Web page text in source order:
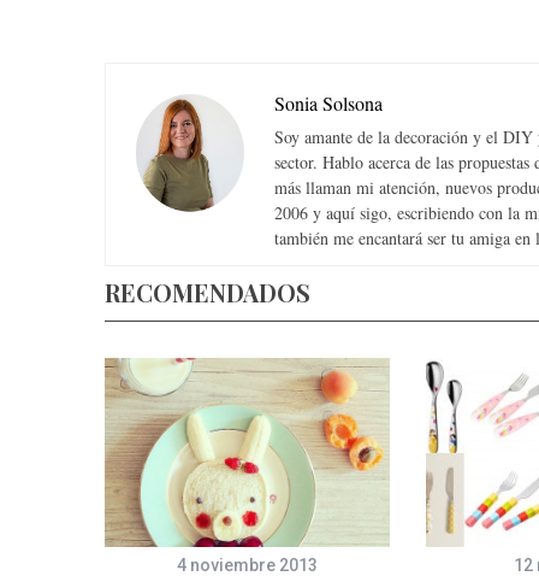
Sonia Solsona
Soy amante de la decoración y el DIY
sector. Hablo acerca de las
más llaman mi atención, nuevos
2006 y aquí sigo, escribiendo con la
también me encantará ser tu amiga en
RECOMENDADOS
4 noviembre 2013 12